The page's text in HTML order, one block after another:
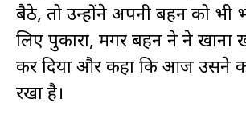
बैठे, तो उन्होंने अपनी बहन को
लिए पुकारा, मगर बहन ने ने खाना
कर दिया और कहा कि आज उसने
रखा है।